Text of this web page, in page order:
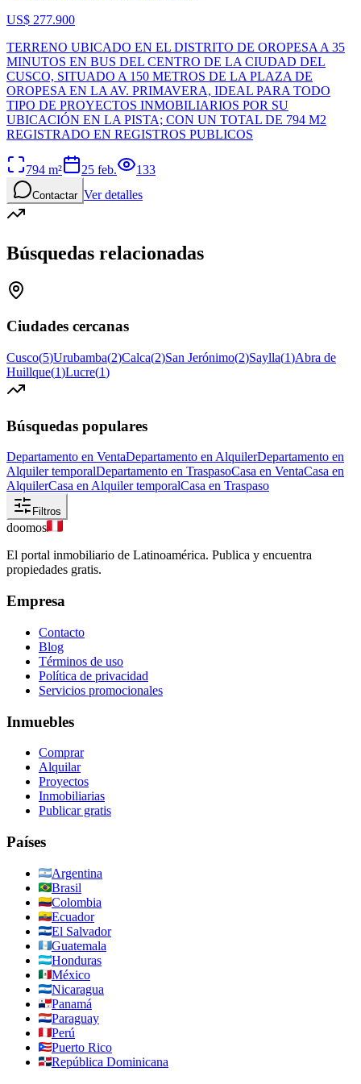
US$ 277.900
TERRENO UBICADO EN EL DISTRITO DE OROPESA A 35
MINUTOS EN BUS DEL CENTRO DE LA CIUDAD DEL
CUSCO, SITUADO A 150 METROS DE LA PLAZA DE
OROPESA EN LA AV. PRIMAVERA, IDEAL PARA TODO
TIPO DE PROYECTOS INMOBILIARIOS POR SU
UBICACIÓN EN LA PISTA; CON UN TOTAL DE 794 M2
REGISTRADO EN REGISTROS PUBLICOS
794 m² 25 feb. 133
Contactar Ver detalles
Búsquedas relacionadas
Ciudades cercanas
Cusco(5)Urubamba(2)Calca(2)San Jerónimo(2)Saylla(1)Abra de
Huillque(1)Lucre(1)
Búsquedas populares
Departamento en VentaDepartamento en AlquilerDepartamento en
Alquiler temporalDepartamento en TraspasoCasa en VentaCasa en
AlquilerCasa en Alquiler temporalCasa en Traspaso
Filtros
doomos
El portal inmobiliario de Latinoamérica. Publica y encuentra
propiedades gratis.
Empresa
Contacto
Blog
Términos de uso
Política de privacidad
Servicios promocionales
Inmuebles
Comprar
Alquilar
Proyectos
Inmobiliarias
Publicar gratis
Países
Argentina
Brasil
Colombia
Ecuador
El Salvador
Guatemala
Honduras
México
Nicaragua
Panamá
Paraguay
Perú
Puerto Rico
República Dominicana